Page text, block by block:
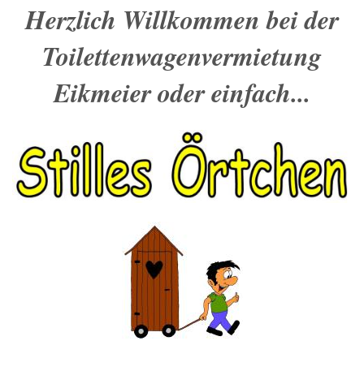
Herzlich Willkommen bei der
Toilettenwagenvermietung
Eikmeier oder einfach...